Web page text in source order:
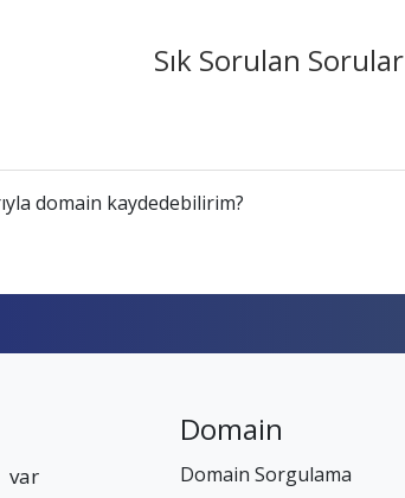
Sık Sorulan Sorular
domain kaydedebilirim?
Domain
Domain Sorgulama